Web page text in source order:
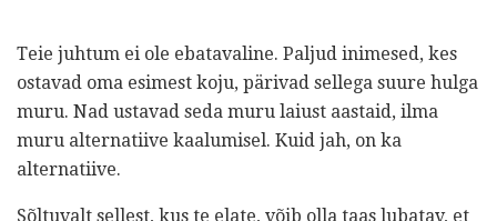
Teie juhtum ei ole ebatavaline. Paljud inimesed, kes
ostavad oma esimest koju, pärivad sellega suure hulga
muru. Nad ustavad seda muru laiust aastaid, ilma
muru alternatiive kaalumisel. Kuid jah, on ka
alternatiive.
Sõltuvalt sellest, kus te elate, võib olla taas lubatav, et